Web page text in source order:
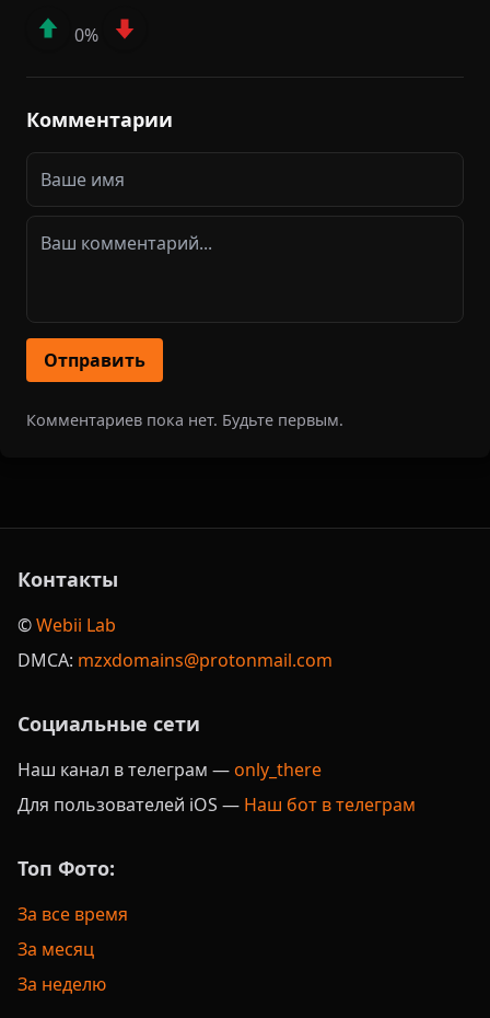
0%
Комментарии
Отправить
Комментариев пока нет. Будьте первым.
Контакты
©️Webii Lab
DMCA: mzxdomains@protonmail.com
Социальные сети
Наш канал в телеграм —only_there
Для пользователей iOS — Наш бот в телеграм
Топ Фото:
За все время
За месяц
За неделю